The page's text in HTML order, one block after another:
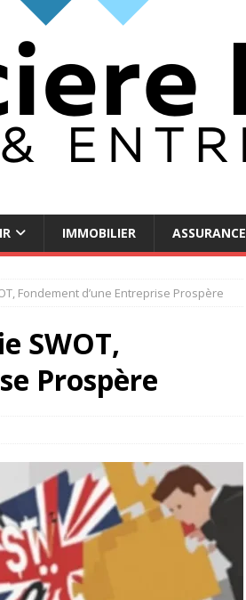
IMMOBILIER ASSURANCE
Fondement d’une Entreprise Prospère
SWOT,
Prospère